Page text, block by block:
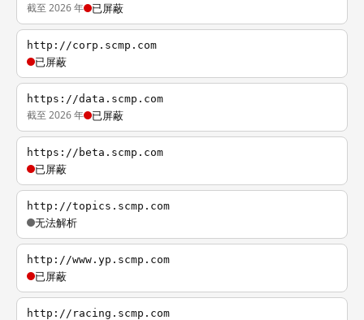
截至 2026 年 已屏蔽
http://corp.scmp.com
已屏蔽
https://data.scmp.com
截至 2026 年 已屏蔽
https://beta.scmp.com
已屏蔽
http://topics.scmp.com
无法解析
http://www.yp.scmp.com
已屏蔽
http://racing.scmp.com